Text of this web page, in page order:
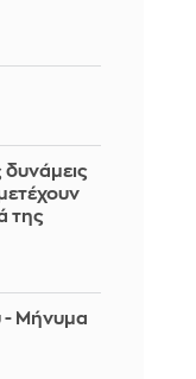
δυνάμεις
της
- Μήνυμα